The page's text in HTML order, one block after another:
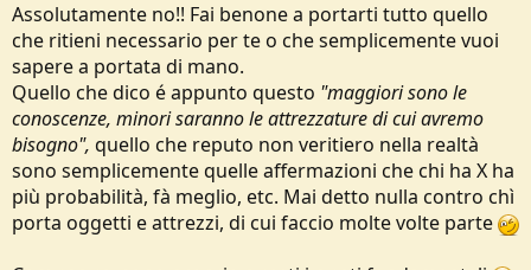
Assolutamente no!! Fai benone a portarti tutto quello
che ritieni necessario per te o che semplicemente vuoi
sapere a portata di mano.
Quello che dico é appunto questo "maggiori sono le
conoscenze, minori saranno le attrezzature di cui avremo
bisogno", quello che reputo non veritiero nella realtà
sono semplicemente quelle affermazioni che chi ha X ha
più probabilità, fà meglio, etc. Mai detto nulla contro chì
porta oggetti e attrezzi, di cui faccio molte volte parte